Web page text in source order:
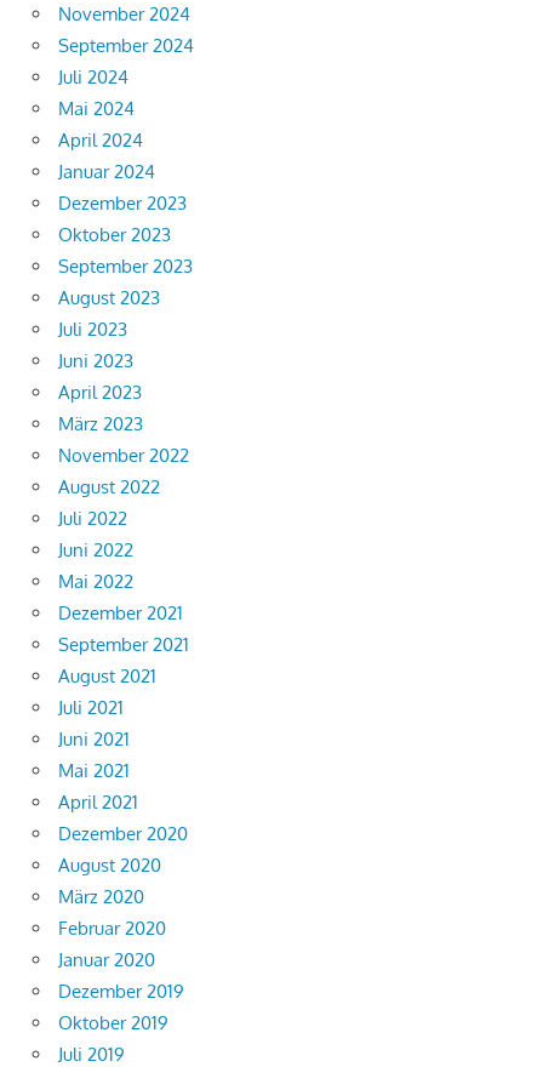
November 2024
September 2024
Juli 2024
Mai 2024
April 2024
Januar 2024
Dezember 2023
Oktober 2023
September 2023
August 2023
Juli 2023
Juni 2023
April 2023
März 2023
November 2022
August 2022
Juli 2022
Juni 2022
Mai 2022
Dezember 2021
September 2021
August 2021
Juli 2021
Juni 2021
Mai 2021
April 2021
Dezember 2020
August 2020
März 2020
Februar 2020
Januar 2020
Dezember 2019
Oktober 2019
Juli 2019